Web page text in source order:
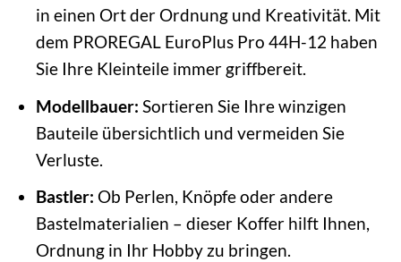
in einen Ort der Ordnung und Kreativität. Mit
dem PROREGAL EuroPlus Pro 44H-12 haben
Sie Ihre Kleinteile immer griffbereit.
Modellbauer: Sortieren Sie Ihre winzigen
Bauteile übersichtlich und vermeiden Sie
Verluste.
Bastler: Ob Perlen, Knöpfe oder andere
Bastelmaterialien – dieser Koffer hilft Ihnen,
Ordnung in Ihr Hobby zu bringen.